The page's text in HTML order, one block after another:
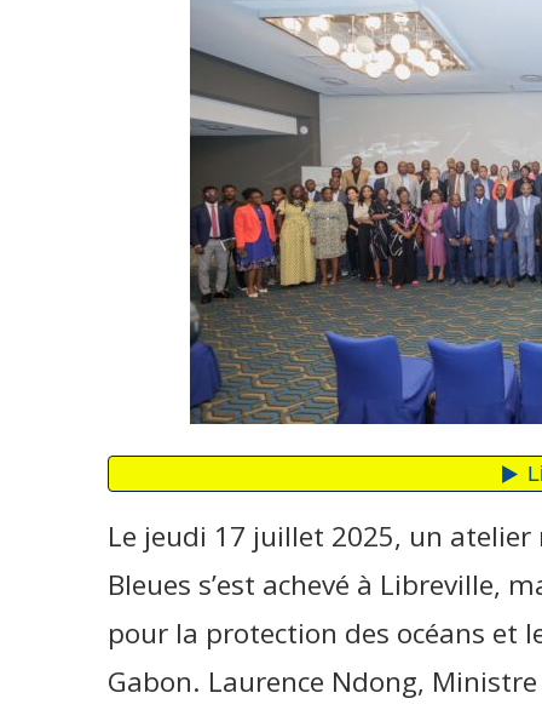
Le jeudi 17 juillet 2025, un
Bleues s’est achevé à Libreville,
pour la protection des océans et
Gabon. Laurence Ndong,